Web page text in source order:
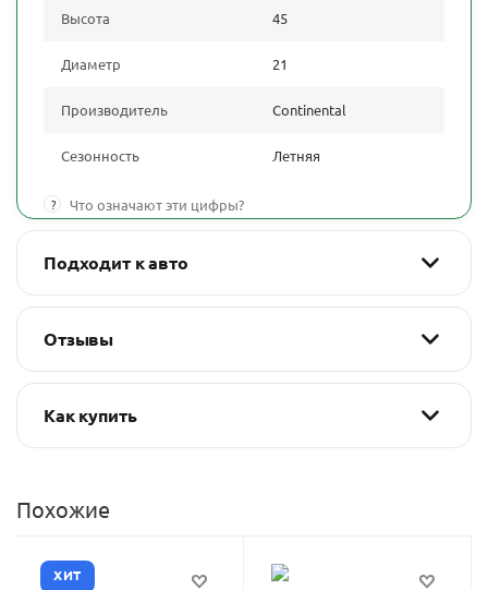
Высота 45
Диаметр 21
Производитель Continental
Сезонность Летняя
? Что означают эти цифры?
Подходит к авто
Отзывы
Как купить
Похожие
ХИТ